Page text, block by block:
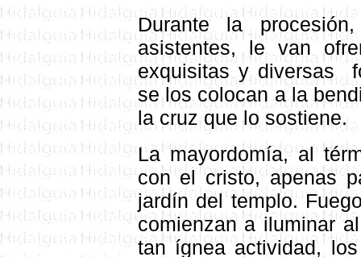
Durante la
asistentes, le van
exquisitas y diversas
se los colocan a la
la cruz que lo sostiene.
La mayordomía, al
con el cristo, apenas
jardín del templo.
comienzan a iluminar
tan ígnea actividad,